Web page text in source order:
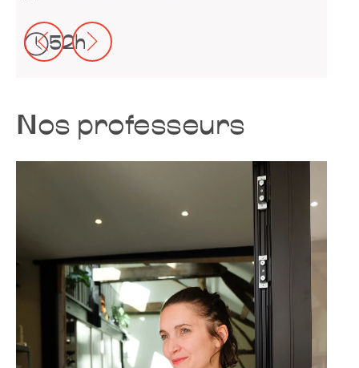
52h
Nos professeurs